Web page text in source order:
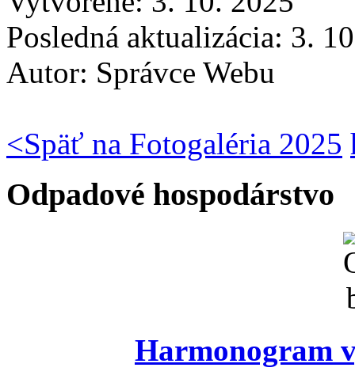
Posledná aktualizácia: 3.
Autor: Správce Webu
<Späť na Fotogaléria 2025
Odpadové hospodárstvo
Harmonogram